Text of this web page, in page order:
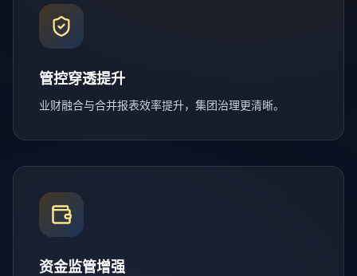
管控穿透提升
业财融合与合并报表效率提升，集团治理更清晰。
资金监管增强